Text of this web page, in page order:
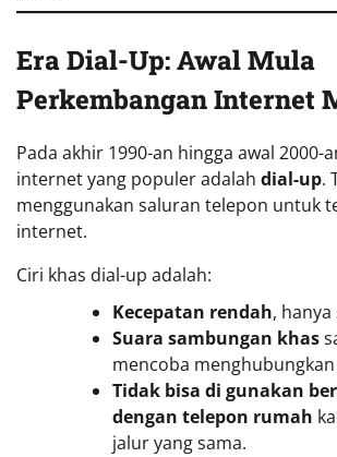
Era Dial-Up: Awal Mula
Perkembangan Internet
Pada akhir 1990-an hingga awal 2000-
internet yang populer adalah dial-up.
menggunakan saluran telepon untuk
internet.
Ciri khas dial-up adalah:
Kecepatan rendah,
Suara sambungan khas
mencoba
Tidak bisa di gunakan
dengan telepon rumah
jalur yang sama.